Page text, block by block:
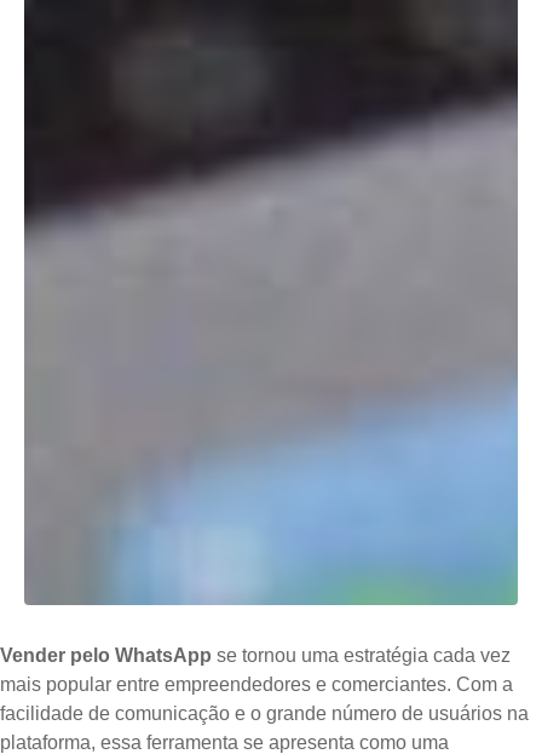
Vender pelo WhatsApp se tornou uma estratégia cada vez
mais popular entre empreendedores e comerciantes. Com a
facilidade de comunicação e o grande número de usuários na
plataforma, essa ferramenta se apresenta como uma